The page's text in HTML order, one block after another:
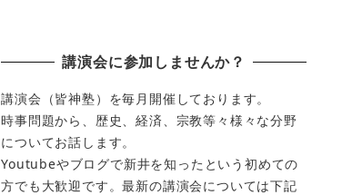
講演会に参加しませんか？
講演会（皆神塾）を毎月開催しております。
時事問題から、歴史、経済、宗教等々様々な分野
についてお話します。
Youtubeやブログで新井を知ったという初めての
方でも大歓迎です。最新の講演会については下記